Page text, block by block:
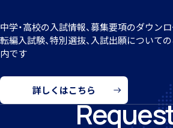
中学・高校の入試情報、募集要項のダウンロ
転編入試験、特別選抜、入試出願について
内です
詳しくはこちら
国内・海外研修旅行